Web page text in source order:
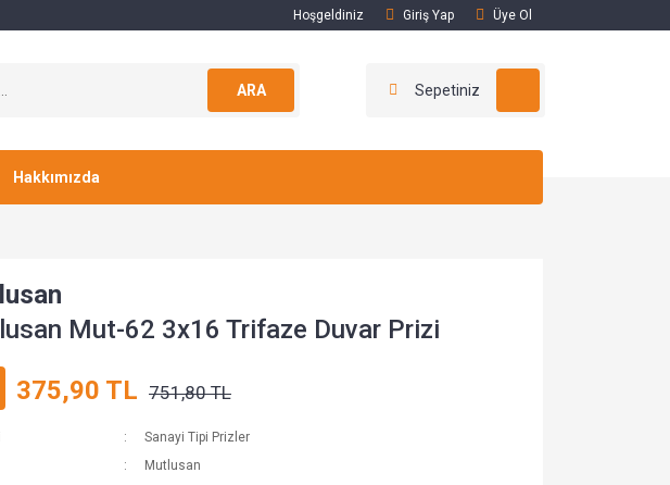
Hoşgeldiniz Giriş Yap Üye Ol
ARA Sepetiniz
Hakkımızda
Mut-62 3x16 Trifaze Duvar Prizi
375,90 TL 751,80 TL
Sanayi Tipi Prizler
Mutlusan